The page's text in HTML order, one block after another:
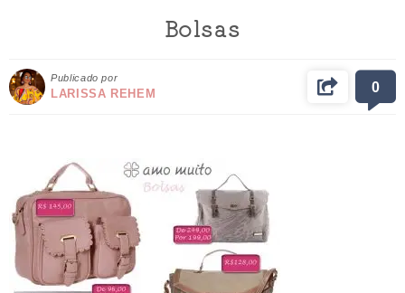
Bolsas
Publicado por
LARISSA REHEM 0